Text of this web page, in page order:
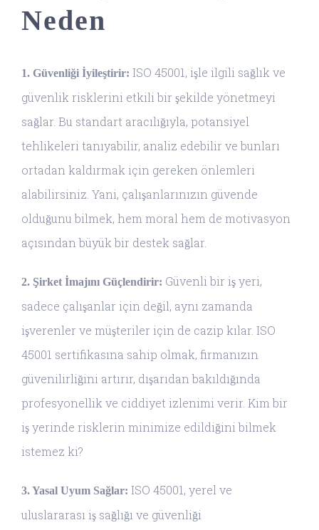
Neden
1. Güvenliği İyileştirir: ISO 45001, işle ilgili sağlık ve
güvenlik risklerini etkili bir şekilde yönetmeyi
sağlar. Bu standart aracılığıyla, potansiyel
tehlikeleri tanıyabilir, analiz edebilir ve bunları
ortadan kaldırmak için gereken önlemleri
alabilirsiniz. Yani, çalışanlarınızın güvende
olduğunu bilmek, hem moral hem de motivasyon
açısından büyük bir destek sağlar.
2. Şirket İmajını Güçlendirir: Güvenli bir iş yeri,
sadece çalışanlar için değil, aynı zamanda
işverenler ve müşteriler için de cazip kılar. ISO
45001 sertifikasına sahip olmak, firmanızın
güvenilirliğini artırır, dışarıdan bakıldığında
profesyonellik ve ciddiyet izlenimi verir. Kim bir
iş yerinde risklerin minimize edildiğini bilmek
istemez ki?
3. Yasal Uyum Sağlar: ISO 45001, yerel ve
uluslararası iş sağlığı ve güvenliği